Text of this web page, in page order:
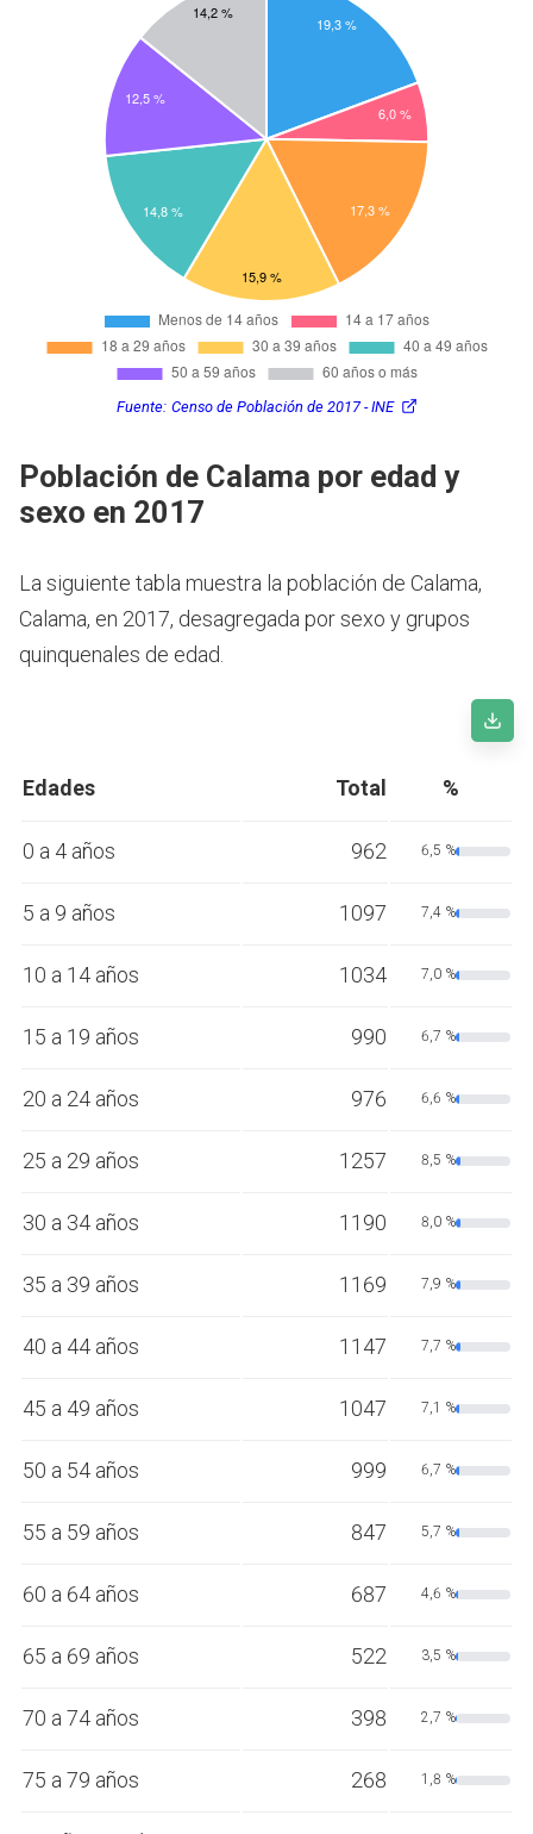
Fuente: Censo de Población de 2017 - INE
Población de Calama por edad y
sexo en 2017
La siguiente tabla muestra la población de Calama,
Calama, en 2017, desagregada por sexo y grupos
quinquenales de edad.
Edades Total %
0 a 4 años 962 6,5 %
5 a 9 años 1097 7,4 %
10 a 14 años 1034 7,0 %
15 a 19 años 990 6,7 %
20 a 24 años 976 6,6 %
25 a 29 años 1257 8,5 %
30 a 34 años 1190 8,0 %
35 a 39 años 1169 7,9 %
40 a 44 años 1147 7,7 %
45 a 49 años 1047 7,1 %
50 a 54 años 999 6,7 %
55 a 59 años 847 5,7 %
60 a 64 años 687 4,6 %
65 a 69 años 522 3,5 %
70 a 74 años 398 2,7 %
75 a 79 años 268 1,8 %